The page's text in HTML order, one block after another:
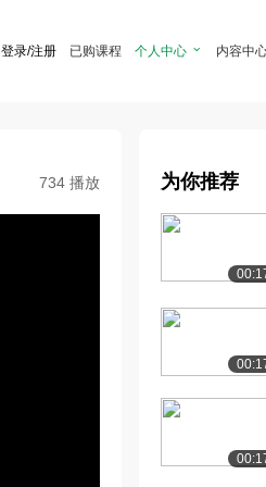
登录/注册 已购课程 个人中心  内容中
734 播放 为你推荐